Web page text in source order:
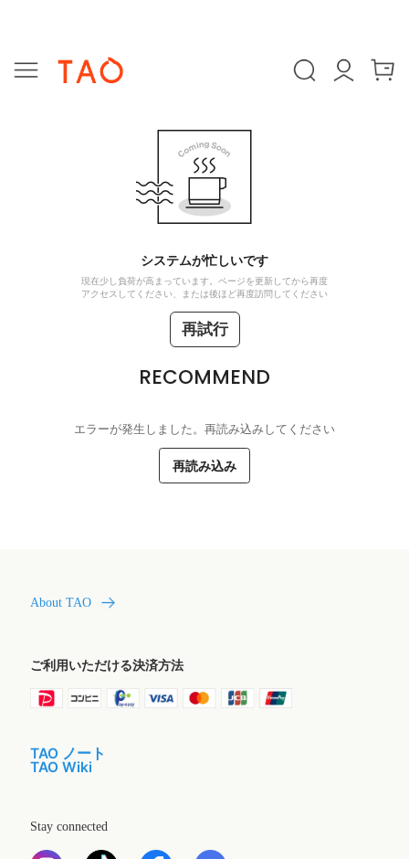
システムが忙しいです
現在少し負荷が高まっています。ページを更新してから再度
アクセスしてください、または後ほど再度訪問してください
再試行
RECOMMEND
エラーが発生しました。再読み込みしてください
再読み込み
About TAO
ご利用いただける決済方法
TAO ノート
TAO Wiki
Stay connected